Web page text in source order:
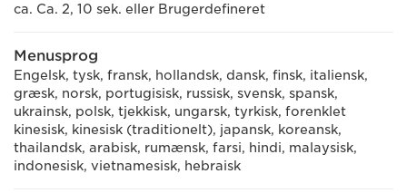
ca. Ca. 2, 10 sek. eller Brugerdefineret
Menusprog
Engelsk, tysk, fransk, hollandsk, dansk, finsk, italiensk,
græsk, norsk, portugisisk, russisk, svensk, spansk,
ukrainsk, polsk, tjekkisk, ungarsk, tyrkisk, forenklet
kinesisk, kinesisk (traditionelt), japansk, koreansk,
thailandsk, arabisk, rumænsk, farsi, hindi, malaysisk,
indonesisk, vietnamesisk, hebraisk